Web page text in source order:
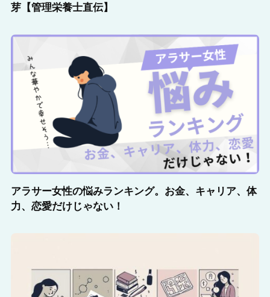
芽【管理栄養士直伝】
アラサー女性の悩みランキング。お金、キャリア、体
力、恋愛だけじゃない！